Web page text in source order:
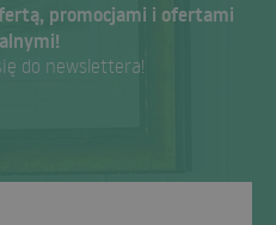
promocjami i ofertami
do newslettera!